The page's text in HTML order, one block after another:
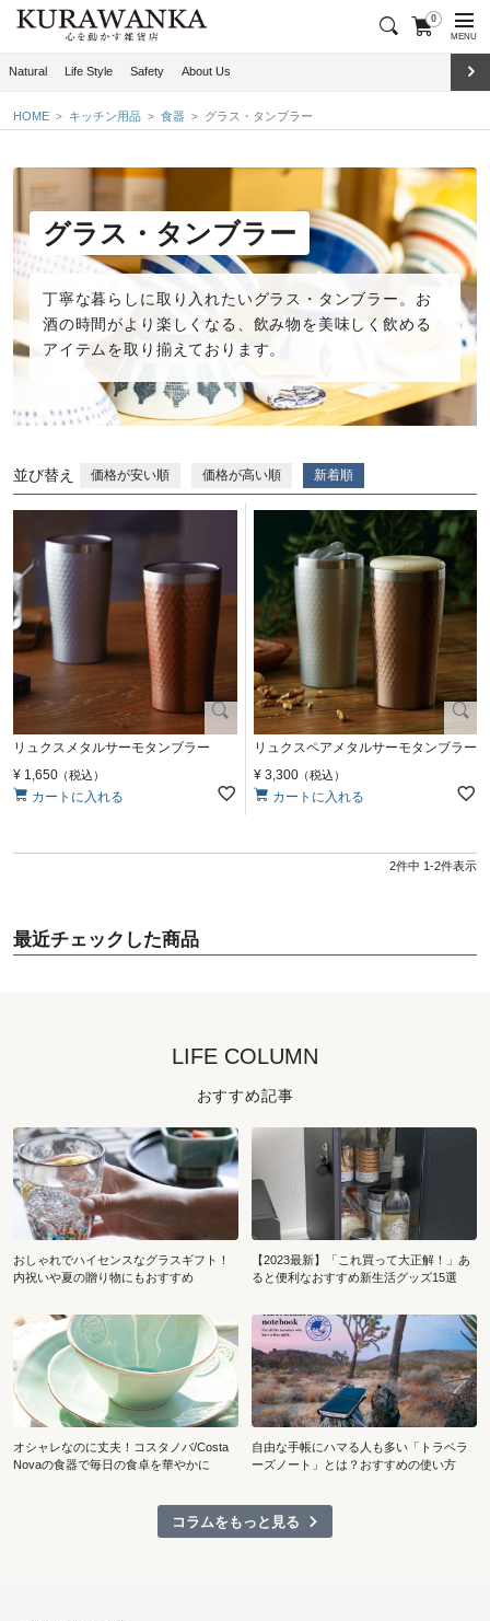
0
MENU
Natural Life Style Safety About Us
HOME キッチン用品 食器 グラス・タンブラー
グラス・タンブラー
丁寧な暮らしに取り入れたいグラス・タンブラー 。お
酒の時間がより楽しくなる、飲み物を美味しく飲める
アイテムを取り揃えております。
並び替え 価格が安い順 価格が高い順 新着順
リュクスメタルサーモタンブラー
¥ 1,650 税込
カートに入れる
リュクスペアメタルサーモタンブラー
¥ 3,300 税込
カートに入れる
2件中 1 -2件表示
最近チェックした商品
LIFE COLUMN
おすすめ記事
おしゃれでハイセンスなグラスギフト！
内祝いや夏の贈り物にもおすすめ
【2023最新】「これ買って大正解！」あ
ると便利なおすすめ新生活グッズ15選
オシャレなのに丈夫！コスタノバ/Costa
Novaの食器で毎日の食卓を華やかに
自由な手帳にハマる人も多い「トラベラ
ーズノート」とは？おすすめの使い方
コラムをもっと見る